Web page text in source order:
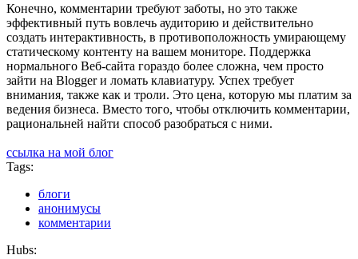
Конечно, комментарии требуют заботы, но это также
эффективный путь вовлечь аудиторию и действительно
создать интерактивность, в противоположность умирающему
статическому контенту на вашем мониторе. Поддержка
нормального Веб-сайта гораздо более сложна, чем просто
зайти на Blogger и ломать клавиатуру. Успех требует
внимания, также как и троли. Это цена, которую мы платим за
ведения бизнеса. Вместо того, чтобы отключить комментарии,
рациональней найти способ разобраться с ними.
ссылка на мой блог
Tags:
блоги
анонимусы
комментарии
Hubs: